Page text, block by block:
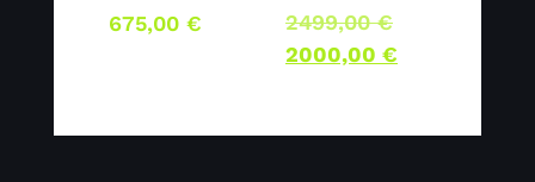
675,00 € 2499,00€
2000,00 €